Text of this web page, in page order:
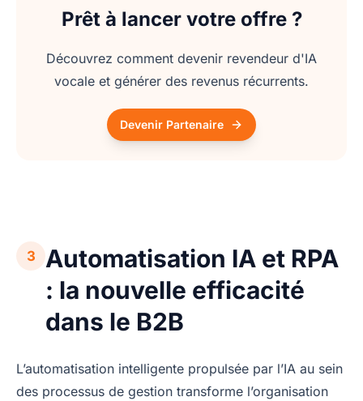
Prêt à lancer votre offre ?
Découvrez comment devenir revendeur d'IA
vocale et générer des revenus récurrents.
Devenir Partenaire
3
Automatisation IA et RPA
: la nouvelle efficacité
dans le B2B
L’automatisation intelligente propulsée par l’IA au sein
des processus de gestion transforme l’organisation